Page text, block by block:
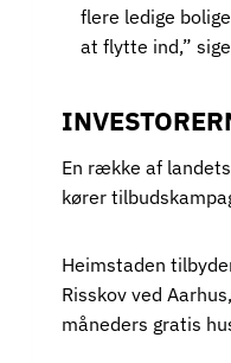
flere ledige
at flytte ind,”
En række af
kører
Heimstaden
Risskov ved
måneders gratis